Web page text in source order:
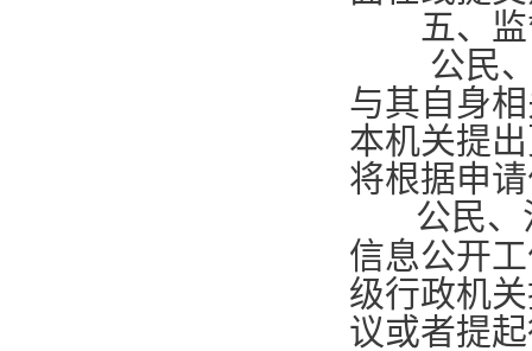
五、监
公民、
与其自身
本机关提
将根据申
公民
信息公开
级行政机
议或者提